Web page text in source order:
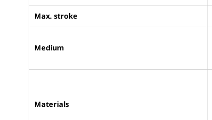
Max. stroke
Medium
Materials